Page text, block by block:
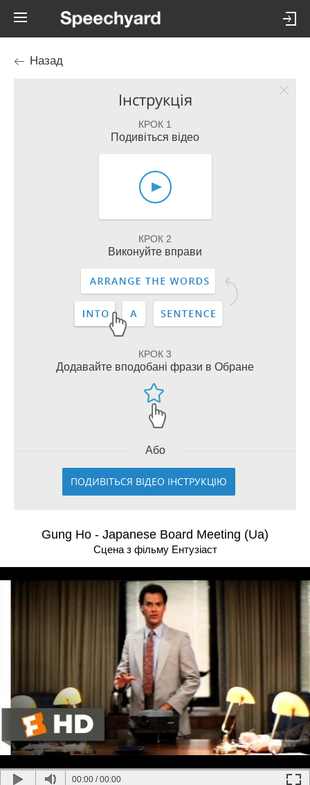
Назад
Інструкція
КРОК 1
Подивіться відео
КРОК 2
Виконуйте вправи
КРОК 3
Додавайте вподобані фрази в Обране
Або
ПОДИВІТЬСЯ ВІДЕО ІНСТРУКЦІЮ
Gung Ho - Japanese Board Meeting (Ua)
Сцена з фільму Ентузіаст
00:00 /00:00